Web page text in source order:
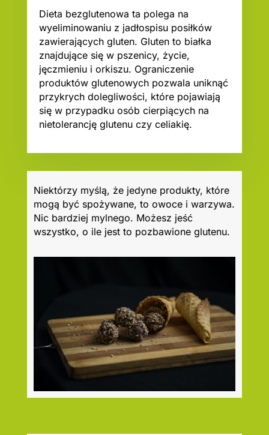
Dieta bezglutenowa ta polega na
wyeliminowaniu z jadłospisu posiłków
zawierających gluten. Gluten to białka
znajdujące się w pszenicy, życie,
jęczmieniu i orkiszu. Ograniczenie
produktów glutenowych pozwala uniknąć
przykrych dolegliwości, które pojawiają
się w przypadku osób cierpiących na
nietolerancję glutenu czy celiakię.
Niektórzy myślą, że jedyne produkty, które
mogą być spożywane, to owoce i warzywa.
Nic bardziej mylnego. Możesz jeść
wszystko, o ile jest to pozbawione glutenu.